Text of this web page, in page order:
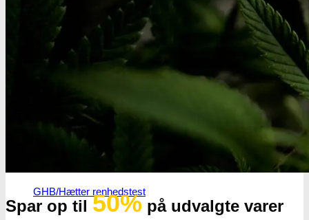
Badesalte renhedstest
LSD
Benzodiazepiner
Benzoer renhedstest
GHB/Hætter renhedstest
Spar op til 50% på udvalgte varer